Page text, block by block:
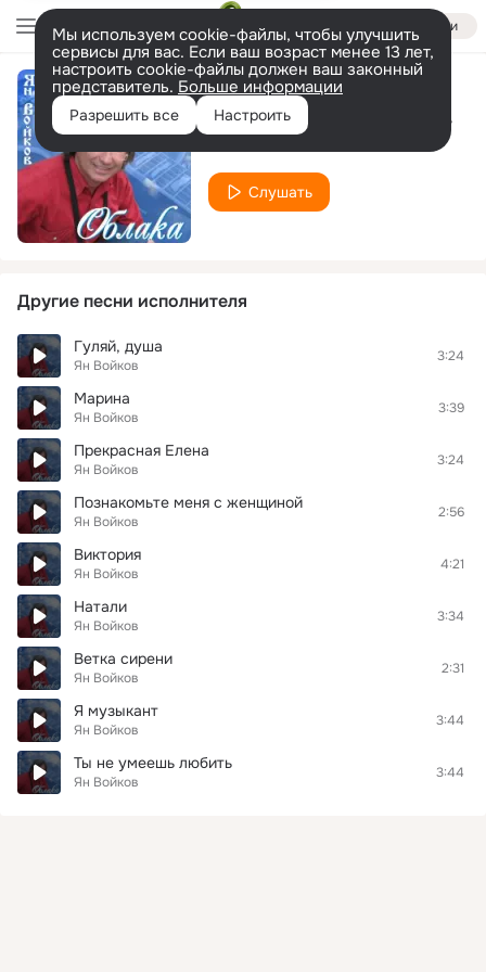
Войти
Мы используем cookie-файлы, чтобы улучшить
сервисы для вас. Если ваш возраст менее 13 лет,
настроить cookie-файлы должен ваш законный
представитель. Больше информации
Разрешить все Настроить Давай с тобою помолчим
Слушать
Другие песни исполнителя
Гуляй, душа
Ян Войков
3:24
Марина
Ян Войков
3:39
Прекрасная Елена
Ян Войков
3:24
Познакомьте меня с женщиной
Ян Войков
2:56
Виктория
Ян Войков
4:21
Натали
Ян Войков
3:34
Ветка сирени
Ян Войков
2:31
Я музыкант
Ян Войков
3:44
Ты не умеешь любить
Ян Войков
3:44